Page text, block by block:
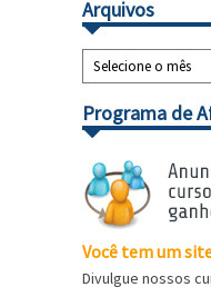
Arquivos
Programa de
Você tem um
Divulgue nossos